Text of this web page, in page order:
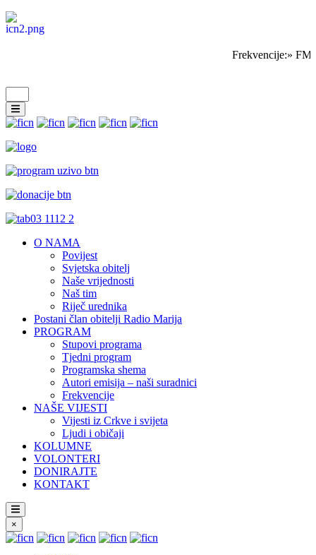
Frekvencije:»
O NAMA
Povijest
Svjetska obitelj
Naše vrijednosti
Naš tim
Riječ urednika
Postani član obitelji Radio Marija
PROGRAM
Stupovi programa
Tjedni program
Programska shema
Autori emisija – naši suradnici
Frekvencije
NAŠE VIJESTI
Vijesti iz Crkve i svijeta
Ljudi i običaji
KOLUMNE
VOLONTERI
DONIRAJTE
KONTAKT
×